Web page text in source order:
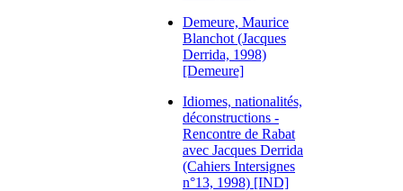
Demeure, Maurice
Blanchot (Jacques
Derrida, 1998)
[Demeure]
Idiomes, nationalités,
déconstructions -
Rencontre de Rabat
avec Jacques Derrida
(Cahiers Intersignes
n°13, 1998) [IND]